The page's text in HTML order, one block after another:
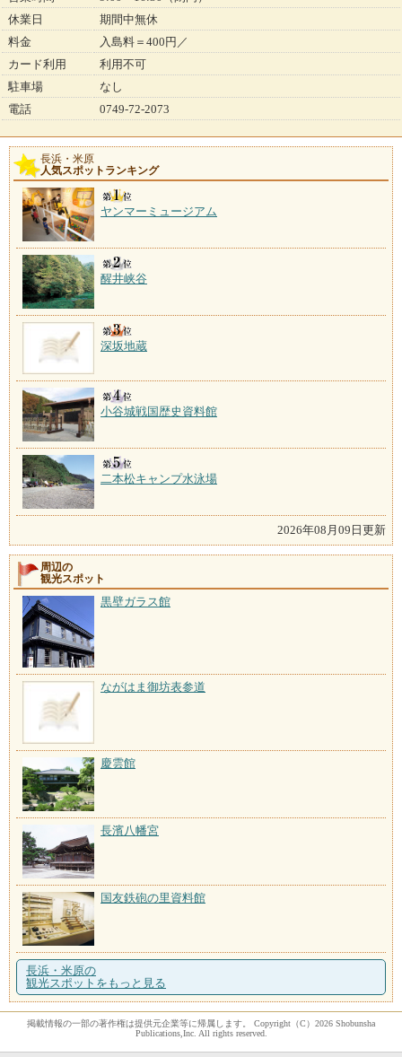
休業日
期間中無休
料金
入島料＝400円／
カード利用
利用不可
駐車場
なし
電話
0749-72-2073
長浜・米原
人気スポットランキング
ヤンマーミュージアム
醒井峡谷
深坂地蔵
小谷城戦国歴史資料館
二本松キャンプ水泳場
2026年08月09日更新
周辺の
観光スポット
黒壁ガラス館
ながはま御坊表参道
慶雲館
長濱八幡宮
国友鉄砲の里資料館
長浜・米原の
観光スポットをもっと見る
掲載情報の一部の著作権は提供元企業等に帰属します。 Copyright（C）2026 Shobunsha
Publications,Inc. All rights reserved.